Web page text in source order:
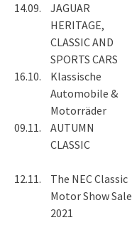
14.09.
JAGUAR
HERITAGE,
CLASSIC AND
SPORTS CARS
16.10.
Klassische
Automobile &
Motorräder
09.11.
AUTUMN
CLASSIC
12.11.
The NEC Classic
Motor Show Sale
2021